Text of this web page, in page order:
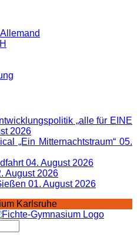
„alle für EINE
2026
„Ein Mitternachtstraum“ 05.
04. August 2026
August 2026
01. August 2026
Karlsruhe